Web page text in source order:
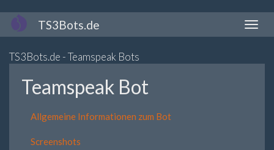
Direkt
zum
TS3Bots.de
TS3Bots.de - Teamspeak Bots
Teamspeak Bot
Allgemeine Informationen zum Bot
Screenshots